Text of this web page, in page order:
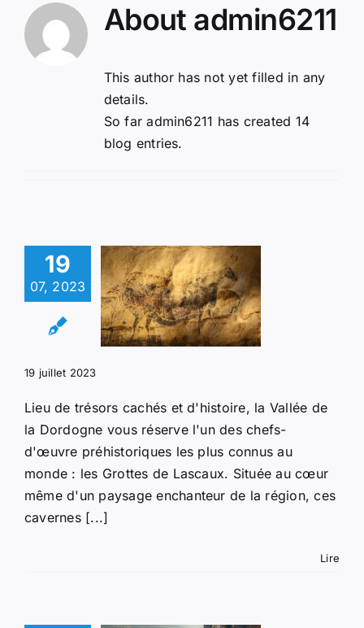
Lifestyle
About admin6211
This author has not yet filled in any
details.
So far admin6211 has created 14
blog entries.
19
07, 2023
Grottes
:
trésors
19 juillet 2023
Lieu de trésors cachés et d'histoire, la Vallée de
la Dordogne vous réserve l'un des chefs-
d'œuvre préhistoriques les plus connus au
monde : les Grottes de Lascaux. Située au cœur
même d'un paysage enchanteur de la région, ces
cavernes [...]
Lire